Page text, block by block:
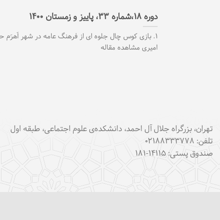
دوره ۱۸،شماره ۳۳، پاییز و زمستان ۱۴۰۰
۱. بازی کوس چال جلوه ای از فرهنگ عامه در شهر اَهرَم
امیری مشاهده مقاله
تهران، بزرگراه جلال آل احمد، دانشکده‌ی علوم اجتماعی، طبقه اول
تلفن: ۰۲۱۸۸۳۳۳۷۷۸
صندوق پستی: ۱۴۱۱۵-۱۸۱